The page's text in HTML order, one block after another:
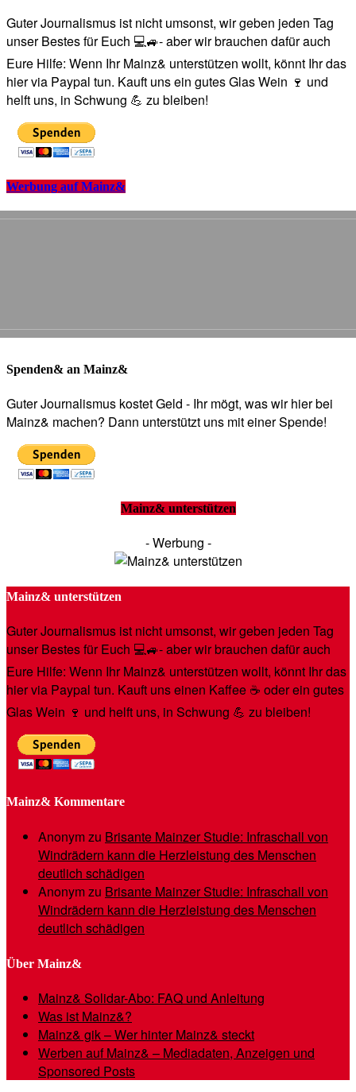
Guter Journalismus ist nicht umsonst, wir geben jeden Tag
unser Bestes für Euch 💻🚙- aber wir brauchen dafür auch
Eure Hilfe: Wenn Ihr Mainz& unterstützen wollt, könnt Ihr das
hier via Paypal tun. Kauft uns ein gutes Glas Wein 🍷 und
helft uns, in Schwung 💪 zu bleiben!
Werbung auf Mainz&
Spenden& an Mainz&
Guter Journalismus kostet Geld - Ihr mögt, was wir hier bei
Mainz& machen? Dann unterstützt uns mit einer Spende!
Mainz& unterstützen
- Werbung -
Mainz& unterstützen
Guter Journalismus ist nicht umsonst, wir geben jeden Tag
unser Bestes für Euch 💻🚙- aber wir brauchen dafür auch
Eure Hilfe: Wenn Ihr Mainz& unterstützen wollt, könnt Ihr das
hier via Paypal tun. Kauft uns einen Kaffee ☕️ oder ein gutes
Glas Wein 🍷 und helft uns, in Schwung 💪 zu bleiben!
Mainz& Kommentare
Anonymzu Brisante Mainzer Studie: Infraschall von
Windrädern kann die Herzleistung des Menschen
deutlich schädigen
Anonymzu Brisante Mainzer Studie: Infraschall von
Windrädern kann die Herzleistung des Menschen
deutlich schädigen
Über Mainz&
Mainz& Solidar-Abo: FAQ und Anleitung
Was ist Mainz&?
Mainz& gik – Wer hinter Mainz& steckt
Werben auf Mainz& – Mediadaten, Anzeigen und
Sponsored Posts